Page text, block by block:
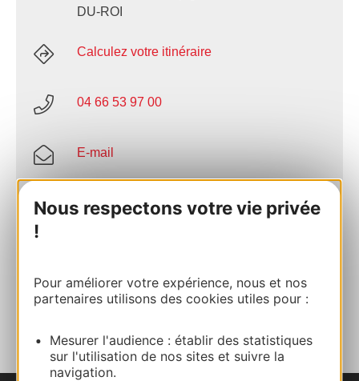
Nous respectons votre vie privée
!
Pour améliorer votre expérience, nous et nos
partenaires utilisons des cookies utiles pour :
Mesurer l'audience : établir des statistiques
sur l'utilisation de nos sites et suivre la
navigation.
DU-ROI
Calculez votre itinéraire
04 66 53 97 00
E-mail
Site internet
AJOUTER